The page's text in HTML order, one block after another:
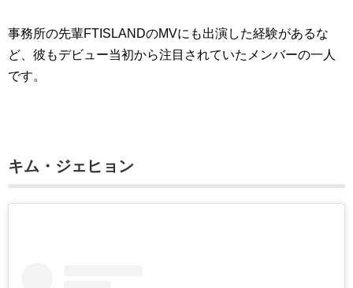
事務所の先輩FTISLANDのMVにも出演した経験があるな
ど、彼もデビュー当初から注目されていたメンバーの一人
です。
キム・ジェヒョン